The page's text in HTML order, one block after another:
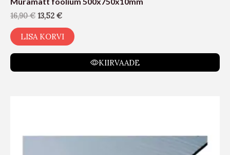
16,90€ 13,52 €
LISA KORVI
KIIRVAADE